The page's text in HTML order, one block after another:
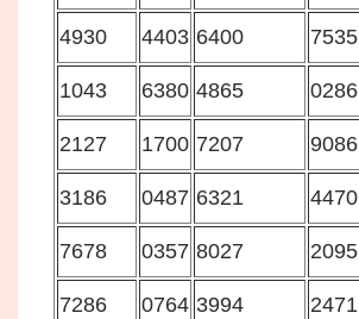
4930 4403 6400 7535
1043 6380 4865 0286
2127 1700 7207 9086
3186 0487 6321 4470
7678 0357 8027 2095
7286 0764 3994 2471